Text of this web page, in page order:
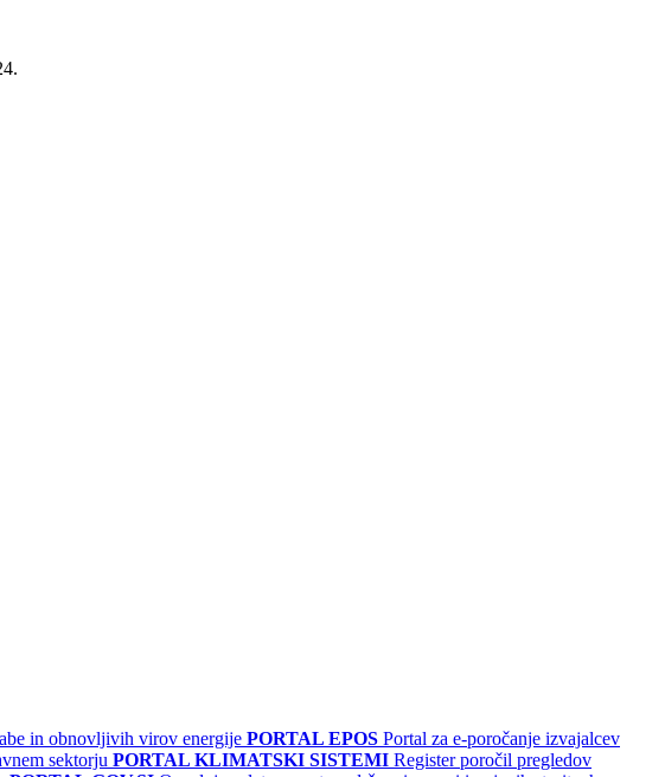
in obnovljivih virov energije PORTAL EPOS Portal za e-poročanje izvajalcev
sektorju PORTAL KLIMATSKI SISTEMI Register poročil pregledov